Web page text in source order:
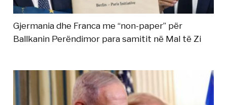
Gjermania dhe Franca me “non-paper” për
Ballkanin Perëndimor para samitit në Mal të Zi